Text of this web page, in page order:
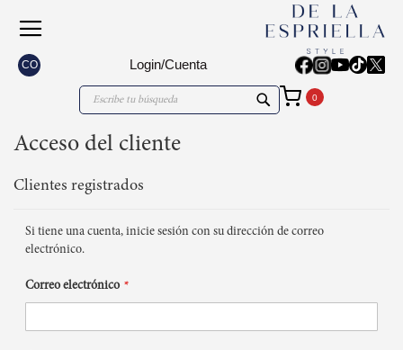
CO Login/Cuenta
Search
Acceso del cliente
Clientes registrados
Si tiene una cuenta, inicie sesión con su dirección de correo
electrónico.
Correo electrónico